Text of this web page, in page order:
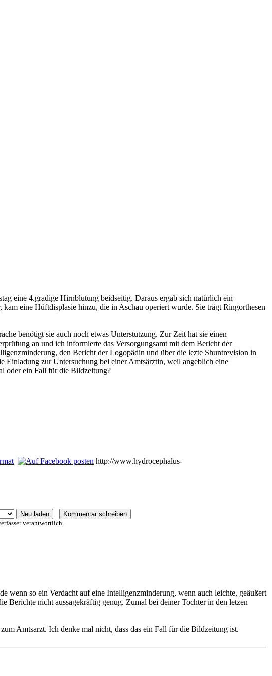
eine 4.gradige Hirnblutung beidseitig. Daraus ergab sich natürlich ein
eine Hüftdisplasie hinzu, die in Aschau operiert wurde. Sie trägt Ringorthesen
benötigt sie auch noch etwas Unterstützung. Zur Zeit hat sie einen
an und ich informierte das Versorgungsamt mit dem Bericht der
den Bericht der Logopädin und über die lezte Shuntrevision in
Einladung zur Untersuchung bei einer Amtsärztin, weil angeblich eine
oder ein Fall für die Bildzeitung?
http://www.hydrocephalus-
verantwortlich.
wenn so ein Verdacht auf eine Intelligenzminderung, wenn auch leichte, geäußert
Berichte nicht aussagekräftig genug. Zumal bei deiner Tochter in den letzen
Amtsarzt. Ich denke mal nicht, dass das ein Fall für die Bildzeitung ist.